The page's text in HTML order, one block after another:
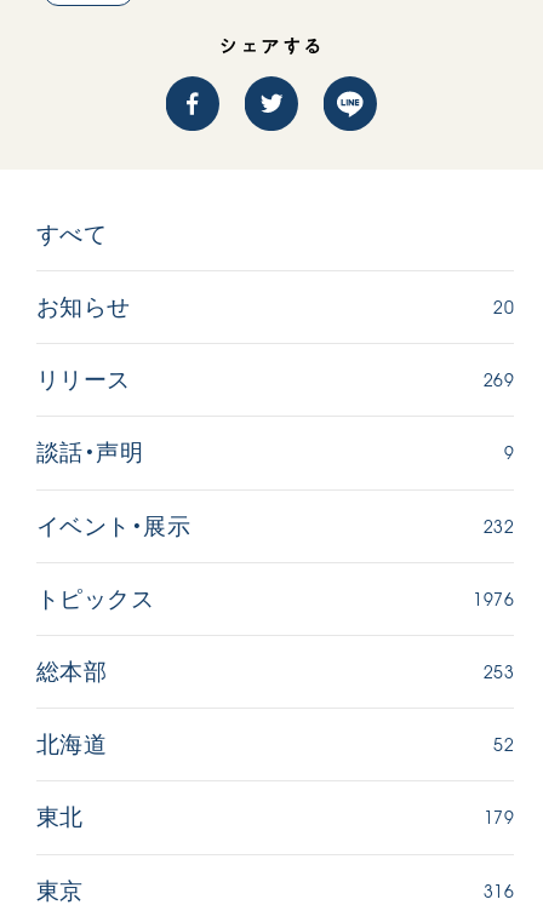
【被爆証言】「原爆の子」として生きた80年
広島県 早志百…
シェアする
すべて
お知らせ 20
リリース 269
談話・声明 9
イベント・展示 232
トピックス 1976
総本部 253
北海道 52
東北 179
東京 316